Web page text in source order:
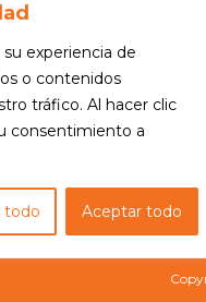
experiencia de
o contenidos
tráfico. Al hacer clic
consentimiento a
todo Aceptar todo
Av. Min.
Freguesia
São
(11) 3975-
(11) 3975-